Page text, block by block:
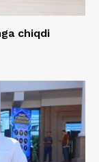
chiqdi